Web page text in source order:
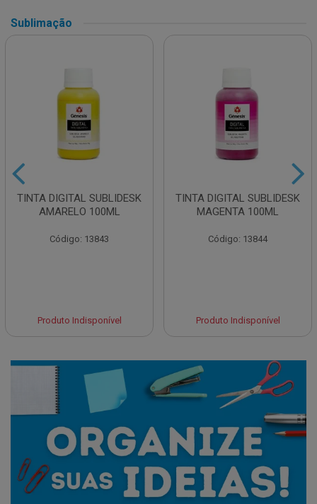
Sublimação
TINTA DIGITAL SUBLIDESK
AMARELO 100ML
Código: 13843
Produto Indisponível
TINTA DIGITAL SUBLIDESK
MAGENTA 100ML
Código: 13844
Produto Indisponível